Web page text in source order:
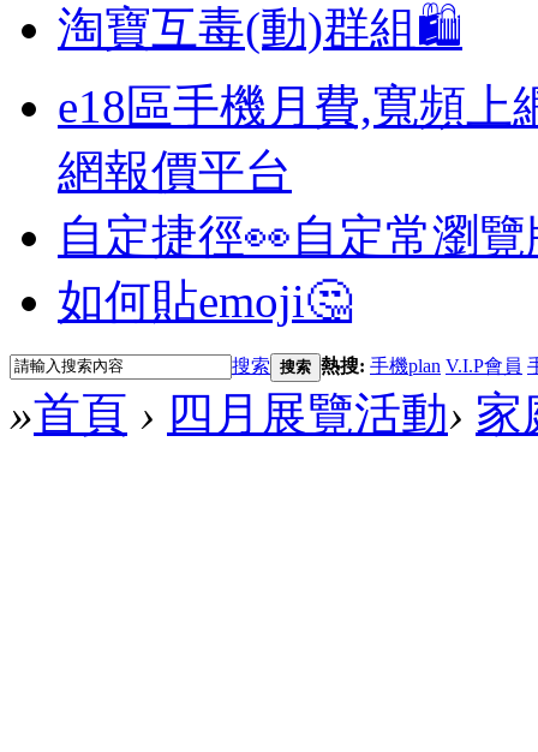
淘寶互毒(動)群組🛍️
e18區手機月費,寬頻上
網報價平台
自定捷徑👀自定常瀏
如何貼emoji🤔
搜索 搜索 熱搜: 手機plan V.I.P會員
»首頁 › 四月展覽活動› 家